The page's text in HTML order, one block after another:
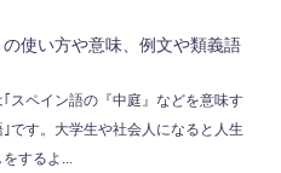
の使い方や意味、例文や類義語
｢スペイン語の『中庭』などを意味す
です。大学生や社会人になると人生
するよ...